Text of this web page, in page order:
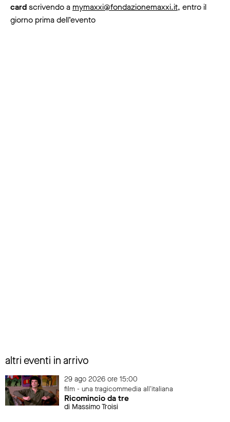
cardscrivendo a mymaxxi@fondazionemaxxi.it, entro il
giorno prima dell’evento
altri eventi in arrivo
29 ago 2026 ore 15:00
film - una tragicommedia all'italiana
Ricomincio da tre
di Massimo Troisi